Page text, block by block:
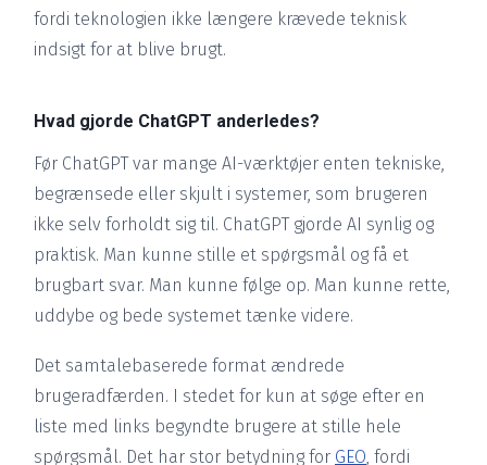
fordi teknologien ikke længere krævede teknisk
indsigt for at blive brugt.
Hvad gjorde ChatGPT anderledes?
Før ChatGPT var mange AI-værktøjer enten tekniske,
begrænsede eller skjult i systemer, som brugeren
ikke selv forholdt sig til. ChatGPT gjorde AI synlig og
praktisk. Man kunne stille et spørgsmål og få et
brugbart svar. Man kunne følge op. Man kunne rette,
uddybe og bede systemet tænke videre.
Det samtalebaserede format ændrede
brugeradfærden. I stedet for kun at søge efter en
liste med links begyndte brugere at stille hele
spørgsmål. Det har stor betydning for GEO , fordi